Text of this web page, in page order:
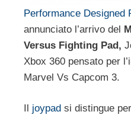
Performance Designed
annunciato l’arrivo del
Versus Fighting Pad,
Xbox 360 pensato per
Marvel Vs Capcom 3.
joypad si distingue